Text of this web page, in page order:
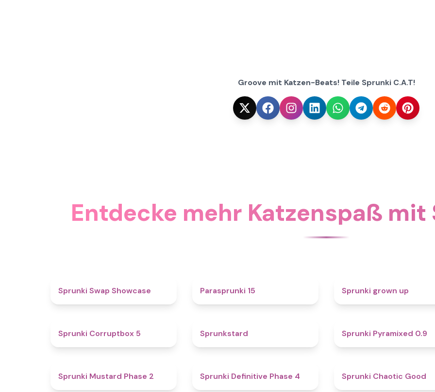
Groove mit Katzen-Beats! Teile Sprunki C.A.T!
Entdecke mehr Katzenspaß mit
Sprunki Swap Showcase Parasprunki 15 Sprunki grown up
Sprunki Corruptbox 5 Sprunkstard Sprunki Pyramixed 0.9
Sprunki Mustard Phase 2 Sprunki Definitive Phase 4 Sprunki Chaotic Good